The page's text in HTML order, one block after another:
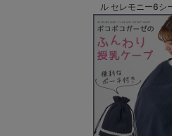
ル セレモニー6シ